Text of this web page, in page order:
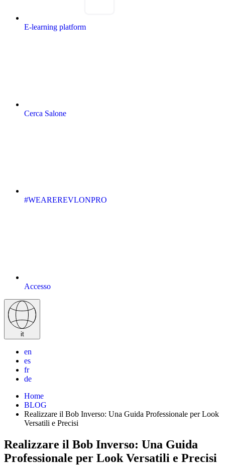
E-learning platform
Cerca Salone
#WEAREREVLONPRO
Accesso
it
en
es
fr
de
Home
BLOG
Realizzare il Bob Inverso: Una Guida Professionale per Look
Versatili e Precisi
Realizzare il Bob Inverso: Una Guida
Professionale per Look Versatili e Precisi